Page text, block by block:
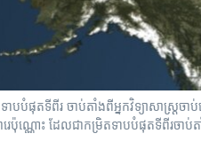
ផុត​ទី​ពីរ ចាប់​តាំង​ពី​អ្នកវិទ្យាសាស្រ្ត​ចា
ប៉ុណ្ណោះ ដែល​ជា​កម្រិត​ទាប​បំផុត​ទី​ពីរ​ចាប់